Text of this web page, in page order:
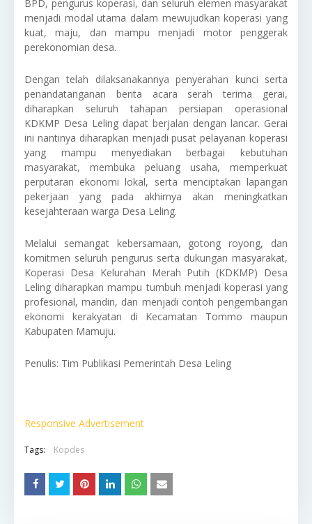
BPD, pengurus koperasi, dan seluruh elemen masyarakat
menjadi modal utama dalam mewujudkan koperasi yang
kuat, maju, dan mampu menjadi motor penggerak
perekonomian desa.
Dengan telah dilaksanakannya penyerahan kunci serta
penandatanganan berita acara serah terima gerai,
diharapkan seluruh tahapan persiapan operasional
KDKMP Desa Leling dapat berjalan dengan lancar. Gerai
ini nantinya diharapkan menjadi pusat pelayanan koperasi
yang mampu menyediakan berbagai kebutuhan
masyarakat, membuka peluang usaha, memperkuat
perputaran ekonomi lokal, serta menciptakan lapangan
pekerjaan yang pada akhirnya akan meningkatkan
kesejahteraan warga Desa Leling.
Melalui semangat kebersamaan, gotong royong, dan
komitmen seluruh pengurus serta dukungan masyarakat,
Koperasi Desa Kelurahan Merah Putih (KDKMP) Desa
Leling diharapkan mampu tumbuh menjadi koperasi yang
profesional, mandiri, dan menjadi contoh pengembangan
ekonomi kerakyatan di Kecamatan Tommo maupun
Kabupaten Mamuju.
Penulis: Tim Publikasi Pemerintah Desa Leling
Responsive Advertisement
Tags: Kopdes